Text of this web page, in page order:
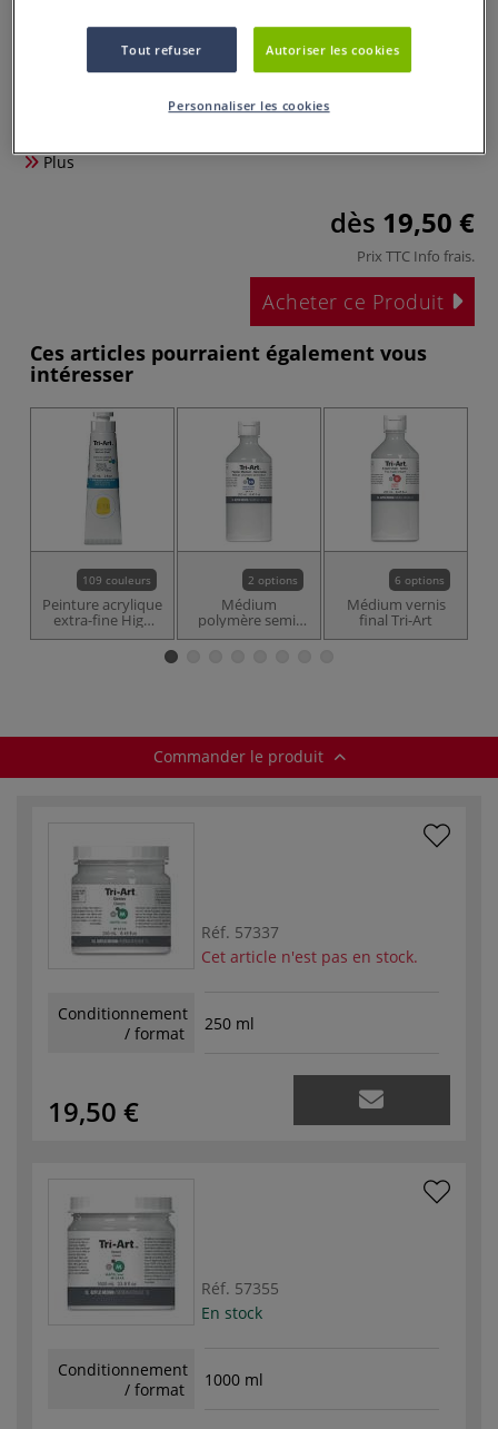
Gesso mat Tri-Art
0 Commentaires
Gesso acrylique blanc de Tri-Art pour la préparation de tous
Plus
dès 19,50 €
Prix TTC Info frais.
Acheter ce Produit
Ces articles pourraient également vous
intéresser
109 couleurs
Peinture acrylique
extra-fine High
Viscosity Tri-Art
2 options
Médium
polymère semi-
brillant Tri-Art
6 options
Médium vernis
final Tri-Art
Commander le produit
Réf. 57337
Cet article n'est pas en stock.
Conditionnement
/ format
250 ml
19,50 €
Réf. 57355
En stock
Conditionnement
/ format
1000 ml
Tout refuser Autoriser les cookies
Personnaliser les cookies